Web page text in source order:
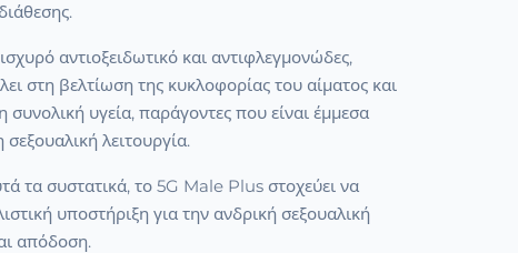
αντιοξειδωτικό και αντιφλεγμονώδες,
στη βελτίωση της κυκλοφορίας του αίματος και
συνολική υγεία, παράγοντες που είναι έμμεσα
σεξουαλική λειτουργία.
τα συστατικά, το 5G Male Plus στοχεύει να
υποστήριξη για την ανδρική σεξουαλική
απόδοση.